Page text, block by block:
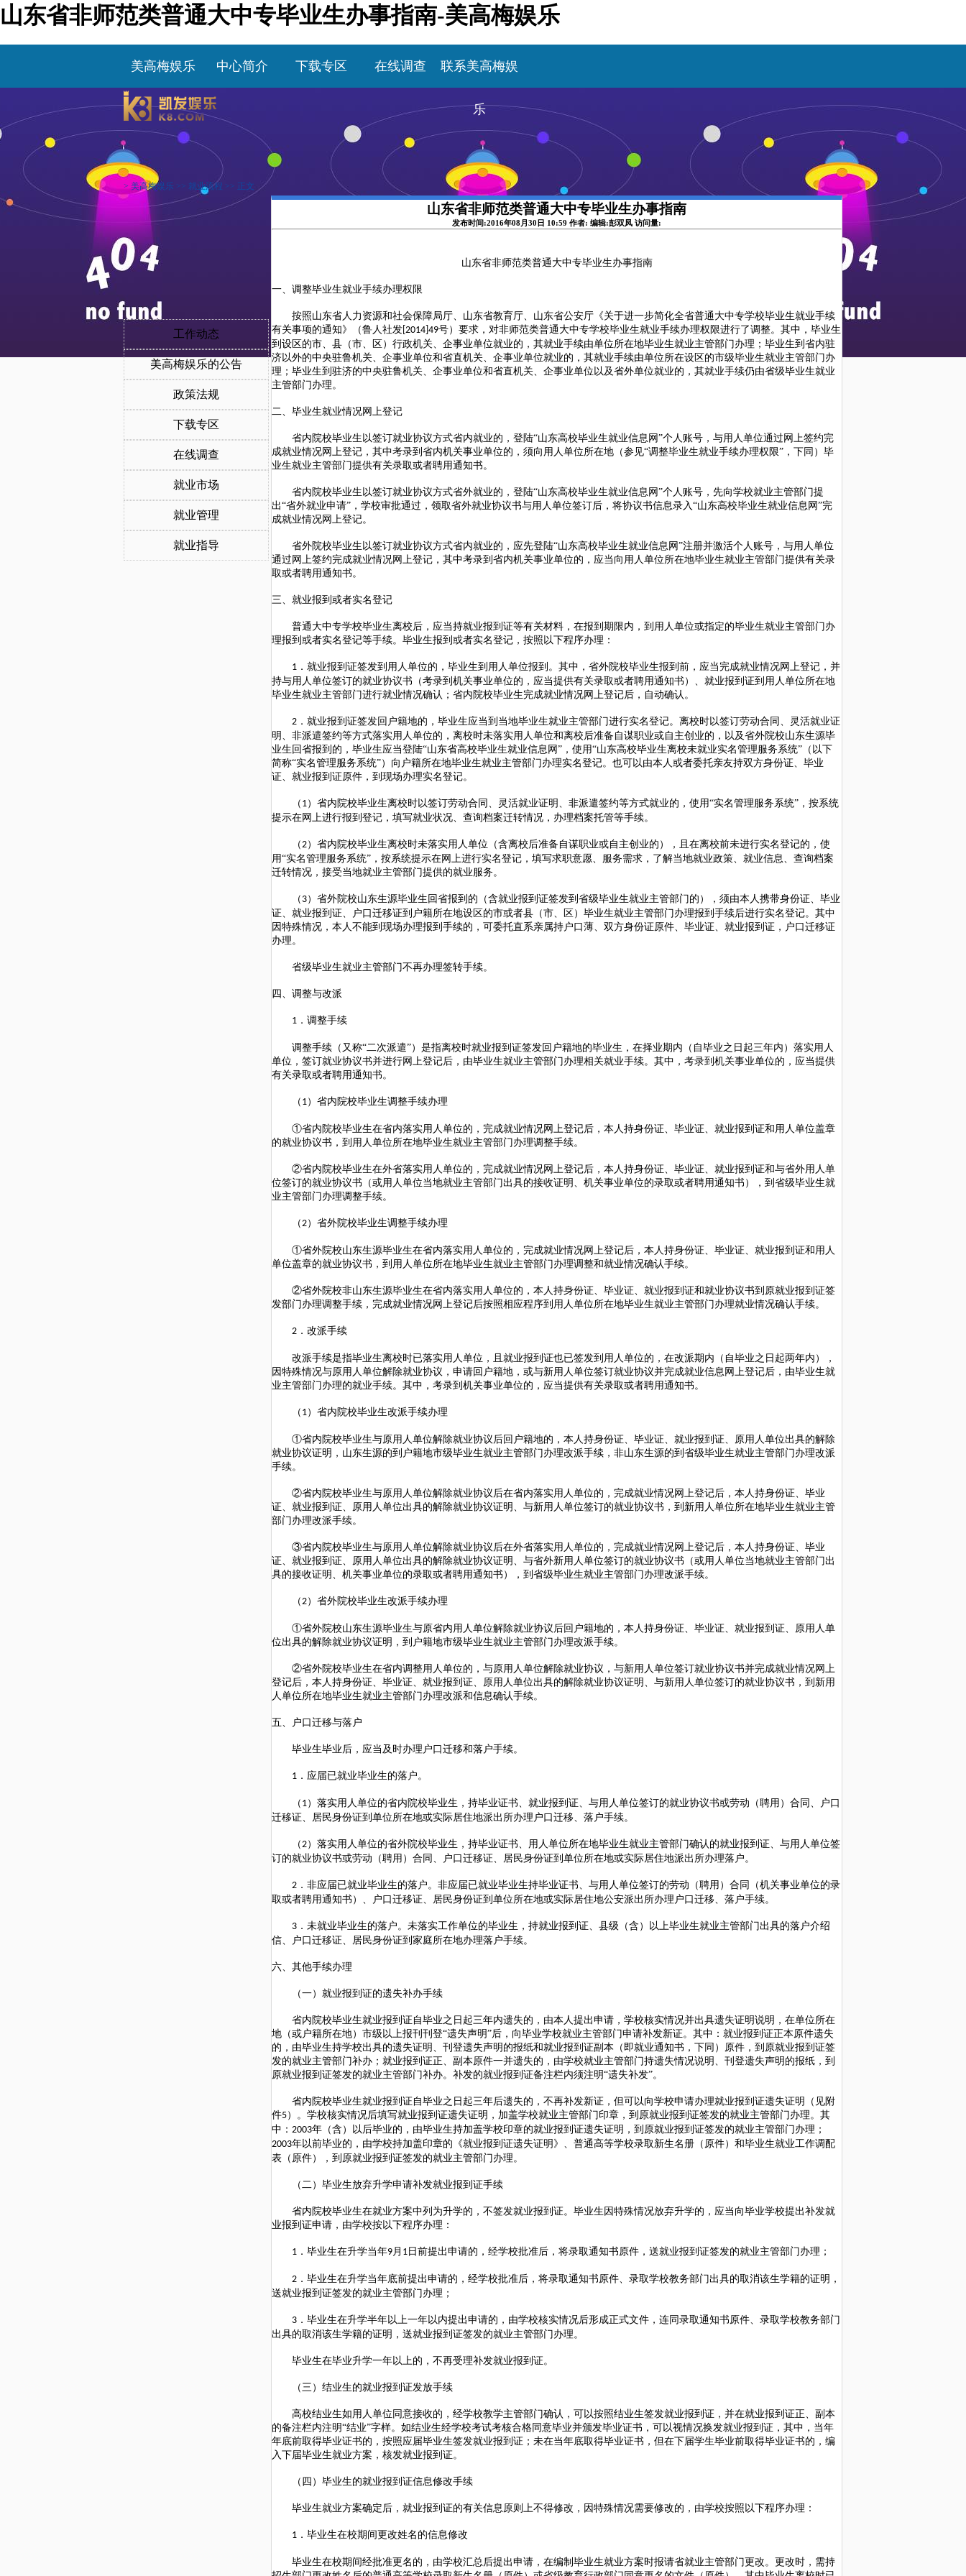
山东省非师范类普通大中专毕业生办事指南-美高梅娱乐
美高梅娱乐 中心简介 下载专区 在线调查 联系美高梅娱
乐
> 美高梅娱乐 >> 就业流程 >> 正文
工作动态
美高梅娱乐的公告
政策法规
下载专区
在线调查
就业市场
就业管理
就业指导
山东省非师范类普通大中专毕业生办事指南
发布时间:2016年08月30日 10:59 作者: 编辑:彭双凤 访问量:
山东省非师范类普通大中专毕业生办事指南
一、调整毕业生就业手续办理权限
按照山东省人力资源和社会保障局厅、山东省教育厅、山东省公安厅《关于进一步简化全省普通大中专学校毕业生就业手续
有关事项的通知》（鲁人社发 [2014]49号）要求，对非师范类普通大中专学校毕业生就业手续办理权限进行了调整。其中，毕业生
到设区的市、县（市、区）行政机关、企事业单位就业的，其就业手续由单位所在地毕业生就业主管部门办理；毕业生到省内驻
济以外的中央驻鲁机关、企事业单位和省直机关、企事业单位就业的，其就业手续由单位所在设区的市级毕业生就业主管部门办
理；毕业生到驻济的中央驻鲁机关、企事业单位和省直机关、企事业单位以及省外单位就业的，其就业手续仍由省级毕业生就业
主管部门办理。
二、毕业生就业情况网上登记
省内院校毕业生以签订就业协议方式省内就业的，登陆“山东高校毕业生就业信息网”个人账号，与用人单位通过网上签约完
成就业情况网上登记，其中考录到省内机关事业单位的，须向用人单位所在地（参见“调整毕业生就业手续办理权限”，下同）毕
业生就业主管部门提供有关录取或者聘用通知书。
省内院校毕业生以签订就业协议方式省外就业的，登陆“山东高校毕业生就业信息网”个人账号，先向学校就业主管部门提
出“省外就业申请”，学校审批通过，领取省外就业协议书与用人单位签订后，将协议书信息录入“山东高校毕业生就业信息网”完
成就业情况网上登记。
省外院校毕业生以签订就业协议方式省内就业的，应先登陆“山东高校毕业生就业信息网”注册并激活个人账号，与用人单位
通过网上签约完成就业情况网上登记，其中考录到省内机关事业单位的，应当向用人单位所在地毕业生就业主管部门提供有关录
取或者聘用通知书。
三、就业报到或者实名登记
普通大中专学校毕业生离校后，应当持就业报到证等有关材料，在报到期限内，到用人单位或指定的毕业生就业主管部门办
理报到或者实名登记等手续。毕业生报到或者实名登记，按照以下程序办理：
1 ．就业报到证签发到用人单位的，毕业生到用人单位报到。其中，省外院校毕业生报到前，应当完成就业情况网上登记，并
持与用人单位签订的就业协议书（考录到机关事业单位的，应当提供有关录取或者聘用通知书）、就业报到证到用人单位所在地
毕业生就业主管部门进行就业情况确认；省内院校毕业生完成就业情况网上登记后，自动确认。
2 ．就业报到证签发回户籍地的，毕业生应当到当地毕业生就业主管部门进行实名登记。离校时以签订劳动合同、灵活就业证
明、非派遣签约等方式落实用人单位的，离校时未落实用人单位和离校后准备自谋职业或自主创业的，以及省外院校山东生源毕
业生回省报到的，毕业生应当登陆“山东省高校毕业生就业信息网”，使用“山东高校毕业生离校未就业实名管理服务系统”（以下
简称“实名管理服务系统”）向户籍所在地毕业生就业主管部门办理实名登记。也可以由本人或者委托亲友持双方身份证、毕业
证、就业报到证原件，到现场办理实名登记。
（ 1）省内院校毕业生离校时以签订劳动合同、灵活就业证明、非派遣签约等方式就业的，使用“实名管理服务系统”，按系统
提示在网上进行报到登记，填写就业状况、查询档案迁转情况，办理档案托管等手续。
（2）省内院校毕业生离校时未落实用人单位（含离校后准备自谋职业或自主创业的），且在离校前未进行实名登记的，使
用“实名管理服务系统”，按系统提示在网上进行实名登记，填写求职意愿、服务需求，了解当地就业政策、就业信息、查询档案
迁转情况，接受当地就业主管部门提供的就业服务。
（ 3）省外院校山东生源毕业生回省报到的（含就业报到证签发到省级毕业生就业主管部门的），须由本人携带身份证、毕业
证、就业报到证、户口迁移证到户籍所在地设区的市或者县（市、区）毕业生就业主管部门办理报到手续后进行实名登记。其中
因特殊情况，本人不能到现场办理报到手续的，可委托直系亲属持户口薄、双方身份证原件、毕业证、就业报到证，户口迁移证
办理。
省级毕业生就业主管部门不再办理签转手续。
四、调整与改派
1 ．调整手续
调整手续（又称“二次派遣”）是指离校时就业报到证签发回户籍地的毕业生，在择业期内（自毕业之日起三年内）落实用人
单位，签订就业协议书并进行网上登记后，由毕业生就业主管部门办理相关就业手续。其中，考录到机关事业单位的，应当提供
有关录取或者聘用通知书。
（ 1）省内院校毕业生调整手续办理
①省内院校毕业生在省内落实用人单位的，完成就业情况网上登记后，本人持身份证、毕业证、就业报到证和用人单位盖章
的就业协议书，到用人单位所在地毕业生就业主管部门办理调整手续。
②省内院校毕业生在外省落实用人单位的，完成就业情况网上登记后，本人持身份证、毕业证、就业报到证和与省外用人单
位签订的就业协议书（或用人单位当地就业主管部门出具的接收证明、机关事业单位的录取或者聘用通知书），到省级毕业生就
业主管部门办理调整手续。
（2）省外院校毕业生调整手续办理
①省外院校山东生源毕业生在省内落实用人单位的，完成就业情况网上登记后，本人持身份证、毕业证、就业报到证和用人
单位盖章的就业协议书，到用人单位所在地毕业生就业主管部门办理调整和就业情况确认手续。
②省外院校非山东生源毕业生在省内落实用人单位的，本人持身份证、毕业证、就业报到证和就业协议书到原就业报到证签
发部门办理调整手续，完成就业情况网上登记后按照相应程序到用人单位所在地毕业生就业主管部门办理就业情况确认手续。
2 ．改派手续
改派手续是指毕业生离校时已落实用人单位，且就业报到证也已签发到用人单位的，在改派期内（自毕业之日起两年内），
因特殊情况与原用人单位解除就业协议，申请回户籍地，或与新用人单位签订就业协议并完成就业信息网上登记后，由毕业生就
业主管部门办理的就业手续。其中，考录到机关事业单位的，应当提供有关录取或者聘用通知书。
（ 1）省内院校毕业生改派手续办理
①省内院校毕业生与原用人单位解除就业协议后回户籍地的，本人持身份证、毕业证、就业报到证、原用人单位出具的解除
就业协议证明，山东生源的到户籍地市级毕业生就业主管部门办理改派手续，非山东生源的到省级毕业生就业主管部门办理改派
手续。
②省内院校毕业生与原用人单位解除就业协议后在省内落实用人单位的，完成就业情况网上登记后，本人持身份证、毕业
证、就业报到证、原用人单位出具的解除就业协议证明、与新用人单位签订的就业协议书，到新用人单位所在地毕业生就业主管
部门办理改派手续。
③省内院校毕业生与原用人单位解除就业协议后在外省落实用人单位的，完成就业情况网上登记后，本人持身份证、毕业
证、就业报到证、原用人单位出具的解除就业协议证明、与省外新用人单位签订的就业协议书（或用人单位当地就业主管部门出
具的接收证明、机关事业单位的录取或者聘用通知书），到省级毕业生就业主管部门办理改派手续。
（2）省外院校毕业生改派手续办理
①省外院校山东生源毕业生与原省内用人单位解除就业协议后回户籍地的，本人持身份证、毕业证、就业报到证、原用人单
位出具的解除就业协议证明，到户籍地市级毕业生就业主管部门办理改派手续。
②省外院校毕业生在省内调整用人单位的，与原用人单位解除就业协议，与新用人单位签订就业协议书并完成就业情况网上
登记后，本人持身份证、毕业证、就业报到证、原用人单位出具的解除就业协议证明、与新用人单位签订的就业协议书，到新用
人单位所在地毕业生就业主管部门办理改派和信息确认手续。
五、户口迁移与落户
毕业生毕业后，应当及时办理户口迁移和落户手续。
1 ．应届已就业毕业生的落户。
（ 1）落实用人单位的省内院校毕业生，持毕业证书、就业报到证、与用人单位签订的就业协议书或劳动（聘用）合同、户口
迁移证、居民身份证到单位所在地或实际居住地派出所办理户口迁移、落户手续。
（2）落实用人单位的省外院校毕业生，持毕业证书、用人单位所在地毕业生就业主管部门确认的就业报到证、与用人单位签
订的就业协议书或劳动（聘用）合同、户口迁移证、居民身份证到单位所在地或实际居住地派出所办理落户。
2 ．非应届已就业毕业生的落户。非应届已就业毕业生持毕业证书、与用人单位签订的劳动（聘用）合同（机关事业单位的录
取或者聘用通知书）、户口迁移证、居民身份证到单位所在地或实际居住地公安派出所办理户口迁移、落户手续。
3 ．未就业毕业生的落户。未落实工作单位的毕业生，持就业报到证、县级（含）以上毕业生就业主管部门出具的落户介绍
信、户口迁移证、居民身份证到家庭所在地办理落户手续。
六、其他手续办理
（一）就业报到证的遗失补办手续
省内院校毕业生就业报到证自毕业之日起三年内遗失的，由本人提出申请，学校核实情况并出具遗失证明说明，在单位所在
地（或户籍所在地）市级以上报刊刊登“遗失声明”后，向毕业学校就业主管部门申请补发新证。其中：就业报到证正本原件遗失
的，由毕业生持学校出具的遗失证明、刊登遗失声明的报纸和就业报到证副本（即就业通知书，下同）原件，到原就业报到证签
发的就业主管部门补办；就业报到证正、副本原件一并遗失的，由学校就业主管部门持遗失情况说明、刊登遗失声明的报纸，到
原就业报到证签发的就业主管部门补办。补发的就业报到证备注栏内须注明“遗失补发”。
省内院校毕业生就业报到证自毕业之日起三年后遗失的，不再补发新证，但可以向学校申请办理就业报到证遗失证明（见附
件5）。学校核实情况后填写就业报到证遗失证明，加盖学校就业主管部门印章，到原就业报到证签发的就业主管部门办理。其
中： 2003年（含）以后毕业的，由毕业生持加盖学校印章的就业报到证遗失证明，到原就业报到证签发的就业主管部门办理；
2003年以前毕业的，由学校持加盖印章的《就业报到证遗失证明》、普通高等学校录取新生名册（原件）和毕业生就业工作调配
表（原件），到原就业报到证签发的就业主管部门办理。
（二）毕业生放弃升学申请补发就业报到证手续
省内院校毕业生在就业方案中列为升学的，不签发就业报到证。毕业生因特殊情况放弃升学的，应当向毕业学校提出补发就
业报到证申请，由学校按以下程序办理：
1 ．毕业生在升学当年9月 1 日前提出申请的，经学校批准后，将录取通知书原件，送就业报到证签发的就业主管部门办理；
2 ．毕业生在升学当年底前提出申请的，经学校批准后，将录取通知书原件、录取学校教务部门出具的取消该生学籍的证明，
送就业报到证签发的就业主管部门办理；
3 ．毕业生在升学半年以上一年以内提出申请的，由学校核实情况后形成正式文件，连同录取通知书原件、录取学校教务部门
出具的取消该生学籍的证明，送就业报到证签发的就业主管部门办理。
毕业生在毕业升学一年以上的，不再受理补发就业报到证。
（三）结业生的就业报到证发放手续
高校结业生如用人单位同意接收的，经学校教学主管部门确认，可以按照结业生签发就业报到证，并在就业报到证正、副本
的备注栏内注明“结业”字样。如结业生经学校考试考核合格同意毕业并颁发毕业证书，可以视情况换发就业报到证，其中，当年
年底前取得毕业证书的，按照应届毕业生签发就业报到证；未在当年底取得毕业证书，但在下届学生毕业前取得毕业证书的，编
入下届毕业生就业方案，核发就业报到证。
（四）毕业生的就业报到证信息修改手续
毕业生就业方案确定后，就业报到证的有关信息原则上不得修改，因特殊情况需要修改的，由学校按照以下程序办理：
1 ．毕业生在校期间更改姓名的信息修改
毕业生在校期间经批准更名的，由学校汇总后提出申请，在编制毕业生就业方案时报请省就业主管部门更改。更改时，需持